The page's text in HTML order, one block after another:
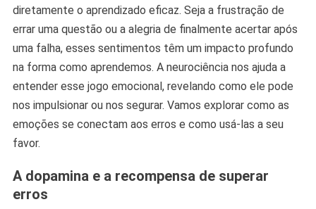
diretamente o aprendizado eficaz. Seja a frustração de
errar uma questão ou a alegria de finalmente acertar após
uma falha, esses sentimentos têm um impacto profundo
na forma como aprendemos. A neurociência nos ajuda a
entender esse jogo emocional, revelando como ele pode
nos impulsionar ou nos segurar. Vamos explorar como as
emoções se conectam aos erros e como usá-las a seu
favor.
A dopamina e a recompensa de superar
erros